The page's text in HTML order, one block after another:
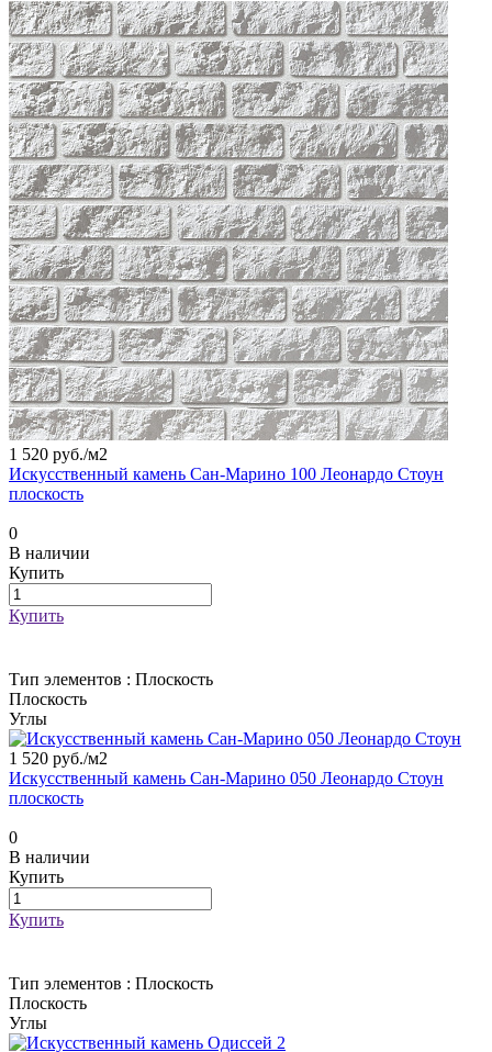
1 520 руб./м2
Искусственный камень Сан-Марино 100 Леонардо Стоун
плоскость
0
В наличии
Купить
Купить
Тип элементов : Плоскость
Плоскость
Углы
1 520 руб./м2
Искусственный камень Сан-Марино 050 Леонардо Стоун
плоскость
0
В наличии
Купить
Купить
Тип элементов : Плоскость
Плоскость
Углы